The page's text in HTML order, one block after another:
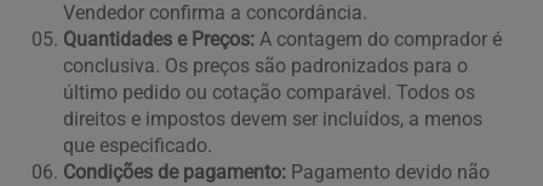
Vendedor confirma a concordância.
Quantidades e Preços: A contagem do comprador é
conclusiva. Os preços são padronizados para o
último pedido ou cotação comparável. Todos os
direitos e impostos devem ser incluídos, a menos
que especificado.
Condições de pagamento: Pagamento devido não